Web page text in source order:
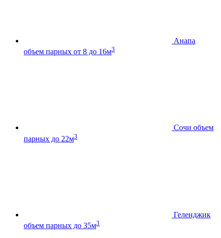
Анапа
объем парных от 8 до 16м3
Сочи объем
парных до 22м3
Геленджик
объем парных до 35м3